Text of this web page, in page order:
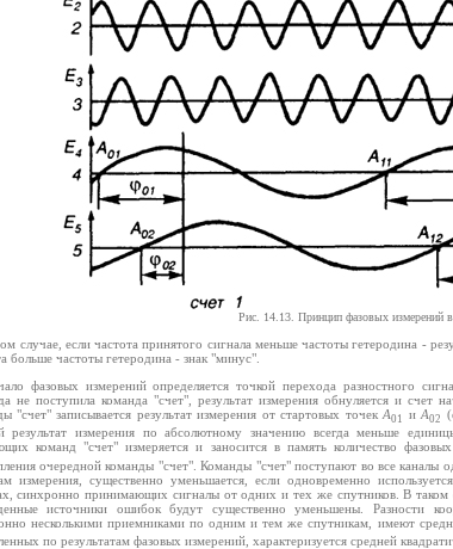
Рис. 14.13. Принцип фазовых измерений в
случае, если частота принятого сигнала меньше частоты гетеродина -
больше частоты гетеродина - знак "минус".
фазовых измерений определяется точкой перехода разностного
не поступила команда "счет", результат измерения обнуляется и счет
"счет" записывается результат измерения от стартовых точекА01 иА02
результат измерения по абсолютному значению всегда меньше
команд "счет" измеряется и заносится в память количество
очередной команды "счет". Команды "счет" поступают во все каналы
измерения, существенно уменьшается, если одновременно
синхронно принимающих сигналы от одних и тех же спутников. В таком
источники ошибок будут существенно уменьшены. Разности
несколькими приемниками по одним и тем же спутникам, имеют
по результатам фазовых измерений, характеризуется средней